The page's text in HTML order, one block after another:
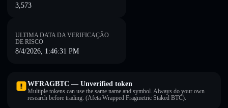
3,573
ULTIMA DATA DA VERIFICAÇÃO
DE RISCO
8/4/2026, 1:46:31 PM
WFRAGBTC — Unverified token
Multiple tokens can use the same name and symbol. Always do your own
research before trading. (Afeta Wrapped Fragmetric Staked BTC).